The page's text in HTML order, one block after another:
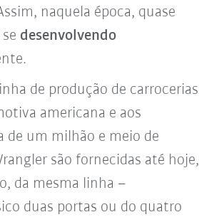
naquela época, quase
desenvolvendo
de produção de carrocerias
americana e aos
de um milhão e meio de
são fornecidas até hoje,
da mesma linha –
duas portas ou do quatro